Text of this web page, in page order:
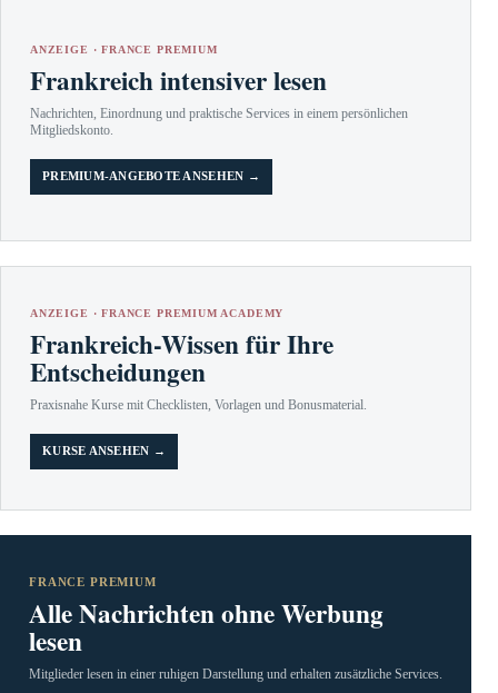
ANZEIGE · FRANCE PREMIUM
Frankreich intensiver lesen
Nachrichten, Einordnung und praktische Services in einem persönlichen
Mitgliedskonto.
PREMIUM-ANGEBOTE ANSEHEN →
ANZEIGE · FRANCE PREMIUM ACADEMY
Frankreich-Wissen für Ihre
Entscheidungen
Praxisnahe Kurse mit Checklisten, Vorlagen und Bonusmaterial.
KURSE ANSEHEN →
FRANCE PREMIUM
Alle Nachrichten ohne Werbung
lesen
Mitglieder lesen in einer ruhigen Darstellung und erhalten zusätzliche Services.